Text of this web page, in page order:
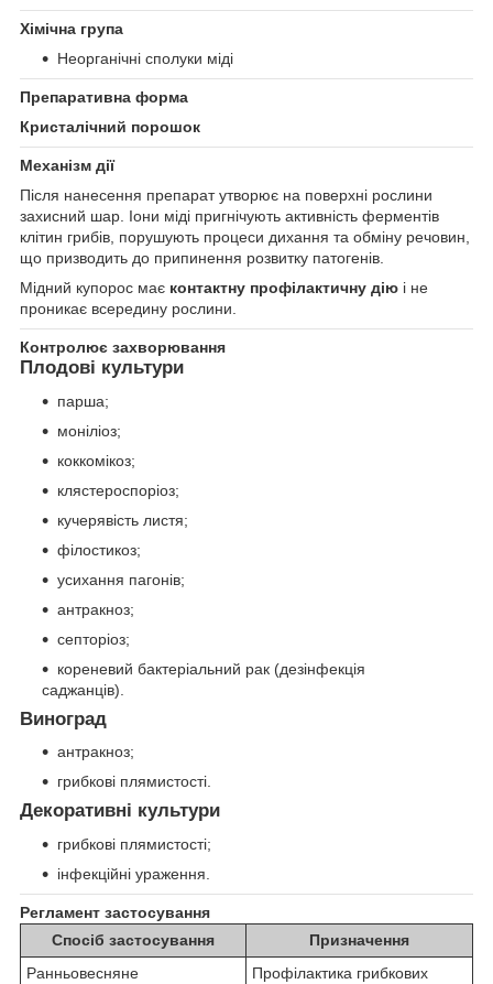
Хімічна група
Неорганічні сполуки міді
Препаративна форма
Кристалічний порошок
Механізм дії
Після нанесення препарат утворює на поверхні рослини
захисний шар. Іони міді пригнічують активність ферментів
клітин грибів, порушують процеси дихання та обміну речовин,
що призводить до припинення розвитку патогенів.
Мідний купорос має контактну профілактичну дію і не
проникає всередину рослини.
Контролює захворювання
Плодові культури
парша;
моніліоз;
коккомікоз;
клястероспоріоз;
кучерявість листя;
філостикоз;
усихання пагонів;
антракноз;
септоріоз;
кореневий бактеріальний рак (дезінфекція
саджанців).
Виноград
антракноз;
грибкові плямистості.
Декоративні культури
грибкові плямистості;
інфекційні ураження.
Регламент застосування
Спосіб застосування
Призначення
Ранньовесняне
Профілактика грибкових